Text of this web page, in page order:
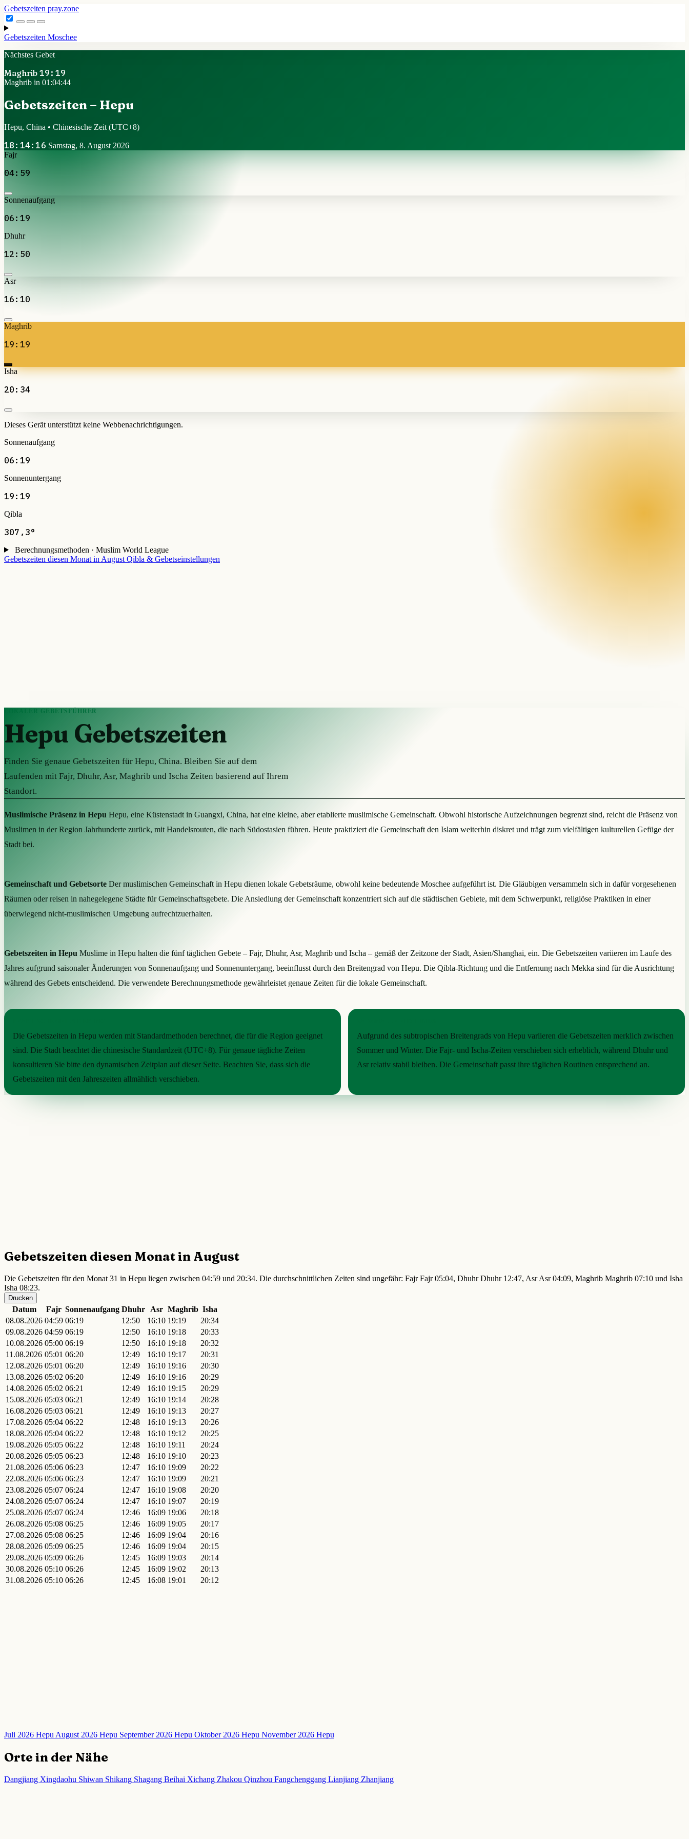
Gebetszeiten pray.zone
Gebetszeiten Moschee
Nächstes Gebet
Maghrib 19:19
Maghrib in 01:04:43
Gebetszeiten – Hepu
Hepu, China • Chinesische Zeit (UTC+8)
18:14:17 Samstag, 8. August 2026
Fajr
04:59
Sonnenaufgang
06:19
Dhuhr
12:50
Asr
16:10
Maghrib
19:19
Isha
20:34
Dieses Gerät unterstützt keine Webbenachrichtigungen.
Sonnenaufgang
06:19
Sonnenuntergang
19:19
Qibla
307,3°
Berechnungsmethoden · Muslim World League
Gebetszeiten diesen Monat in August Qibla & Gebetseinstellungen
LOKALER GEBETSFÜHRER
Hepu Gebetszeiten
Finden Sie genaue Gebetszeiten für Hepu, China. Bleiben Sie auf dem
Laufenden mit Fajr, Dhuhr, Asr, Maghrib und Ischa Zeiten basierend auf Ihrem
Standort.
Muslimische Präsenz in Hepu Hepu, eine Küstenstadt in Guangxi, China, hat eine kleine, aber etablierte muslimische Gemeinschaft. Obwohl historische Aufzeichnungen begrenzt sind, reicht die Präsenz von
Muslimen in der Region Jahrhunderte zurück, mit Handelsrouten, die nach Südostasien führen. Heute praktiziert die Gemeinschaft den Islam weiterhin diskret und trägt zum vielfältigen kulturellen Gefüge der
Stadt bei.
Gemeinschaft und Gebetsorte Der muslimischen Gemeinschaft in Hepu dienen lokale Gebetsräume, obwohl keine bedeutende Moschee aufgeführt ist. Die Gläubigen versammeln sich in dafür vorgesehenen
Räumen oder reisen in nahegelegene Städte für Gemeinschaftsgebete. Die Ansiedlung der Gemeinschaft konzentriert sich auf die städtischen Gebiete, mit dem Schwerpunkt, religiöse Praktiken in einer
überwiegend nicht-muslimischen Umgebung aufrechtzuerhalten.
Gebetszeiten in Hepu Muslime in Hepu halten die fünf täglichen Gebete – Fajr, Dhuhr, Asr, Maghrib und Ischa – gemäß der Zeitzone der Stadt, Asien/Shanghai, ein. Die Gebetszeiten variieren im Laufe des
Jahres aufgrund saisonaler Änderungen von Sonnenaufgang und Sonnenuntergang, beeinflusst durch den Breitengrad von Hepu. Die Qibla-Richtung und die Entfernung nach Mekka sind für die Ausrichtung
während des Gebets entscheidend. Die verwendete Berechnungsmethode gewährleistet genaue Zeiten für die lokale Gemeinschaft.
Die Gebetszeiten in Hepu werden mit Standardmethoden berechnet, die für die Region geeignet
sind. Die Stadt beachtet die chinesische Standardzeit (UTC+8). Für genaue tägliche Zeiten
konsultieren Sie bitte den dynamischen Zeitplan auf dieser Seite. Beachten Sie, dass sich die
Gebetszeiten mit den Jahreszeiten allmählich verschieben.
Aufgrund des subtropischen Breitengrads von Hepu variieren die Gebetszeiten merklich zwischen
Sommer und Winter. Die Fajr- und Ischa-Zeiten verschieben sich erheblich, während Dhuhr und
Asr relativ stabil bleiben. Die Gemeinschaft passt ihre täglichen Routinen entsprechend an.
Gebetszeiten diesen Monat in August
Die Gebetszeiten für den Monat 31 in Hepu liegen zwischen 04:59 und 20:34. Die durchschnittlichen Zeiten sind ungefähr: Fajr Fajr 05:04, Dhuhr Dhuhr 12:47, Asr Asr 04:09, Maghrib Maghrib 07:10 und Isha
Isha 08:23.
Drucken
Datum Fajr Sonnenaufgang Dhuhr Asr Maghrib Isha
08.08.2026 04:59 06:19 12:50 16:10 19:19
20:34
09.08.2026 04:59 06:19 12:50 16:10 19:18
20:33
10.08.2026 05:00 06:19 12:50 16:10 19:18
20:32
11.08.2026 05:01 06:20 12:49 16:10 19:17
20:31
12.08.2026 05:01 06:20 12:49 16:10 19:16
20:30
13.08.2026 05:02 06:20 12:49 16:10 19:16
20:29
14.08.2026 05:02 06:21 12:49 16:10 19:15
20:29
15.08.2026 05:03 06:21 12:49 16:10 19:14
20:28
16.08.2026 05:03 06:21 12:49 16:10 19:13
20:27
17.08.2026 05:04 06:22 12:48 16:10 19:13
20:26
18.08.2026 05:04 06:22 12:48 16:10 19:12
20:25
19.08.2026 05:05 06:22 12:48 16:10 19:11
20:24
20.08.2026 05:05 06:23 12:48 16:10 19:10
20:23
21.08.2026 05:06 06:23 12:47 16:10 19:09
20:22
22.08.2026 05:06 06:23 12:47 16:10 19:09
20:21
23.08.2026 05:07 06:24 12:47 16:10 19:08
20:20
24.08.2026 05:07 06:24 12:47 16:10 19:07
20:19
25.08.2026 05:07 06:24 12:46 16:09 19:06
20:18
26.08.2026 05:08 06:25 12:46 16:09 19:05
20:17
27.08.2026 05:08 06:25 12:46 16:09 19:04
20:16
28.08.2026 05:09 06:25 12:46 16:09 19:04
20:15
29.08.2026 05:09 06:26 12:45 16:09 19:03
20:14
30.08.2026 05:10 06:26 12:45 16:09 19:02
20:13
31.08.2026 05:10 06:26 12:45 16:08 19:01 20:12
Juli 2026 Hepu August 2026 Hepu September 2026 Hepu Oktober 2026 Hepu November 2026 Hepu
Orte in der Nähe
Dangjiang Xingdaohu Shiwan Shikang Shagang Beihai Xichang Zhakou Qinzhou Fangchenggang Lianjiang Zhanjiang